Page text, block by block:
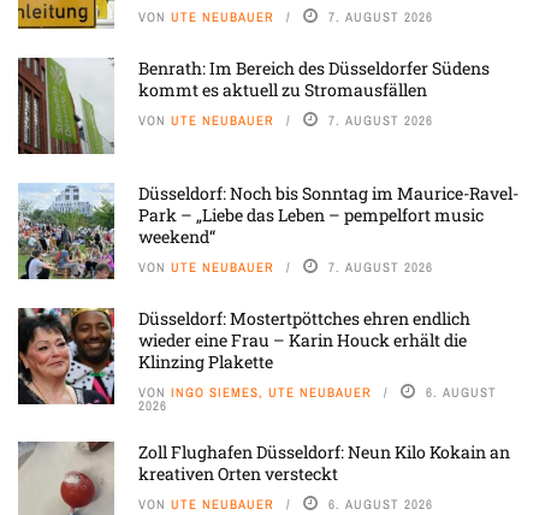
VON UTE NEUBAUER 7. AUGUST 2026
Benrath: Im Bereich des Düsseldorfer Südens
kommt es aktuell zu Stromausfällen
VON UTE NEUBAUER 7. AUGUST 2026
Düsseldorf: Noch bis Sonntag im Maurice-Ravel-
Park – „Liebe das Leben – pempelfort music
weekend“
VON UTE NEUBAUER 7. AUGUST 2026
Düsseldorf: Mostertpöttches ehren endlich
wieder eine Frau – Karin Houck erhält die
Klinzing Plakette
VON INGO SIEMES, UTE NEUBAUER 6. AUGUST
2026
Zoll Flughafen Düsseldorf: Neun Kilo Kokain an
kreativen Orten versteckt
VON UTE NEUBAUER 6. AUGUST 2026